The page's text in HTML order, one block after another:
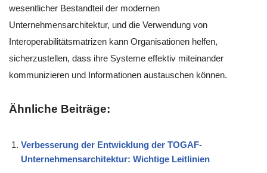
wesentlicher Bestandteil der modernen
Unternehmensarchitektur, und die Verwendung von
Interoperabilitätsmatrizen kann Organisationen helfen,
sicherzustellen, dass ihre Systeme effektiv miteinander
kommunizieren und Informationen austauschen können.
Ähnliche Beiträge:
Verbesserung der Entwicklung der TOGAF-
Unternehmensarchitektur: Wichtige Leitlinien